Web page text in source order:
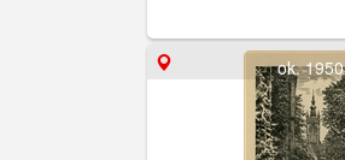
1907-1910 elektrowni.
ok. 1950